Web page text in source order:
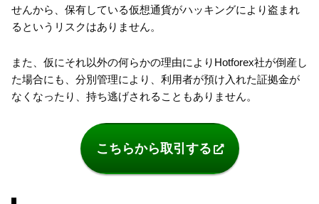
せんから、保有している仮想通貨がハッキングにより盗まれ
るというリスクはありません。
また、仮にそれ以外の何らかの理由によりHotforex社が倒産し
た場合にも、分別管理により、利用者が預け入れた証拠金が
なくなったり、持ち逃げされることもありません。
こちらから取引する